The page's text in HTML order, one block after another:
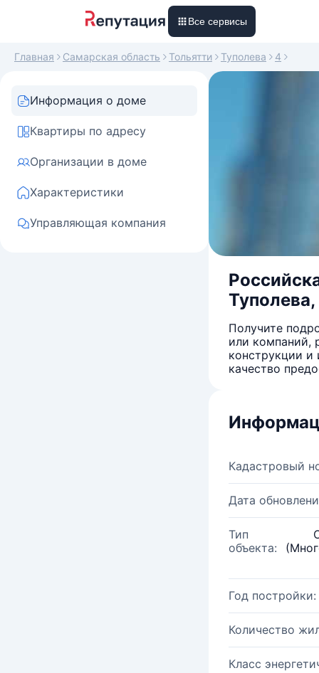
Все сервисы
Главная Самарская область Тольятти Туполева 4
Информация о доме
Квартиры по адресу
Организации в доме
Характеристики
Управляющая компания
Получите
или компаний,
конструкции и
качество
Кадастровый
Дата
Тип
объекта:
Год постройки:
Количество
Класс